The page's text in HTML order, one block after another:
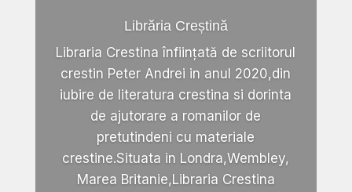
Librăria Creștină
Libraria Crestina înființată de scriitorul
crestin Peter Andrei in anul 2020,din
iubire de literatura crestina si dorinta
de ajutorare a romanilor de
pretutindeni cu materiale
crestine.Situata in Londra,Wembley,
Marea Britanie,Libraria Crestina